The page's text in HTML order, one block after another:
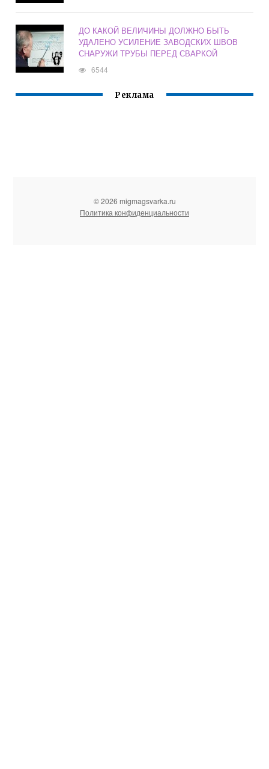
ДО КАКОЙ ВЕЛИЧИНЫ ДОЛЖНО БЫТЬ
УДАЛЕНО УСИЛЕНИЕ ЗАВОДСКИХ ШВОВ
СНАРУЖИ ТРУБЫ ПЕРЕД СВАРКОЙ
6544
Реклама
© 2026 migmagsvarka.ru
Политика конфиденциальности